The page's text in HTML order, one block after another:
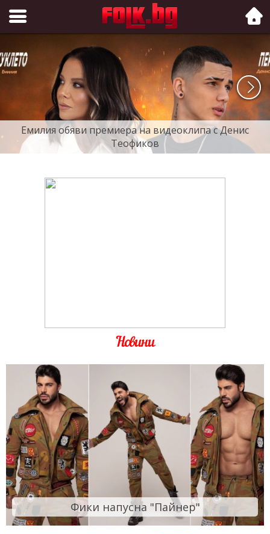
Folk.bg
Емилия обяви премиера на видеоклипа с Денис
Теофиков
Новини
Фики напусна "Пайнер"